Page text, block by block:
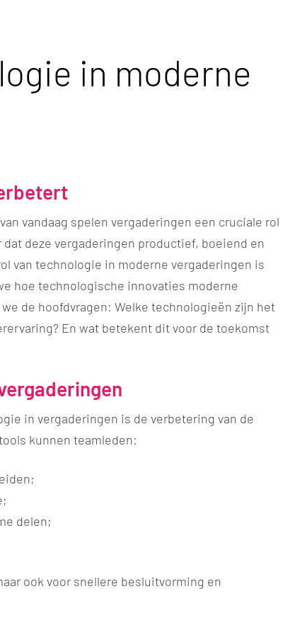
in moderne
vandaag spelen vergaderingen een cruciale rol
deze vergaderingen productief, boeiend en
van technologie in moderne vergaderingen is
hoe technologische innovaties moderne
de hoofdvragen: Welke technologieën zijn het
En wat betekent dit voor de toekomst
in vergaderingen is de verbetering van de
kunnen teamleden:
delen;
ook voor snellere besluitvorming en